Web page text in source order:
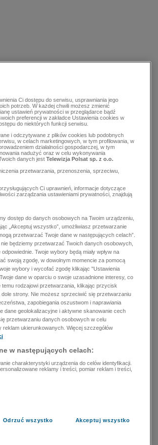
Ci dostępu do serwisu, usprawniania jego
potrzeb. W każdej chwili możesz zmienić
ustawień prywatności w przeglądarce bądź
preferencji w zakładce Ustawienia cookies w
do niektórych funkcji serwisu.
i odczytywane z plików cookies lub podobnych
w celach marketingowych, w tym profilowania, w
działalności gospodarczej, w tym
nadużyć oraz w celu wykonywania
danych jest Telewizja Polsat sp. z o.o.
przetwarzania, przenoszenia, sprzeciwu,
Ci uprawnień, informacje dotyczące
zarządzania ustawieniami prywatności, znajdują
dostęp do danych osobowych na Twoim urządzeniu,
„Akceptuj wszystko”, umożliwiasz przetwarzanie
przetwarzać Twoje dane w następujących celach”.
będziemy przetwarzać Twoich danych osobowych,
Twoje wybory będą miały wpływ na
swoją zgodę, w dowolnym momencie za pomocą
wybory i wycofać zgodę klikając "Ustawienia
dane w oparciu o swoje uzasadnione interesy, co
rodzajowi przetwarzania, klikając przycisk
dole strony. Nie możesz sprzeciwić się przetwarzaniu
zapobiegania oszustwom i naprawiania
dane geolokalizacyjne i aktywne skanowanie cech
przetwarzaniu danych osobowych w celu
ukierunkowanych. Więcej szczegółów
w następujących celach:
charakterystyki urządzenia do celów identyfikacji.
reklamy i treści, pomiar reklam i treści,
Odrzuć wszystko Akceptuj wszystko